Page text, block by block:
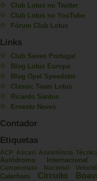
Club Lotus no Twitter
Club Lotus no YouTube
Fórum Club Lotus
Links
Club Seven Portugal
Blog Lotus Europa
Blog Opel Speedster
Classic Team Lotus
Ricardo Santos
Ernesto Neves
Contador
Etiquetas
ACP Ascari Assistência
Autódromo
Campeonato Nacional
Caterham Circuito